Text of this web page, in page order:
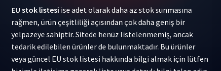
EU stok listesi ise adet olarak daha az stok sunmasına
rağmen, ürün çeşitliliği açısından çok daha geniş bir
yelpazeye sahiptir. Sitede henüz listelenmemiş, ancak
tedarik edilebilen ürünler de bulunmaktadır. Bu ürünler
veya güncel EU stok listesi hakkında bilgi almak için lütfen